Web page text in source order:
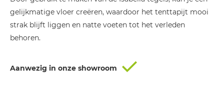
€ 13,50.€ 11,99.
gelijkmatige vloer creëren, waardoor het tenttapijt mooi
strak blijft liggen en natte voeten tot het verleden
behoren.
Aanwezig in onze showroom